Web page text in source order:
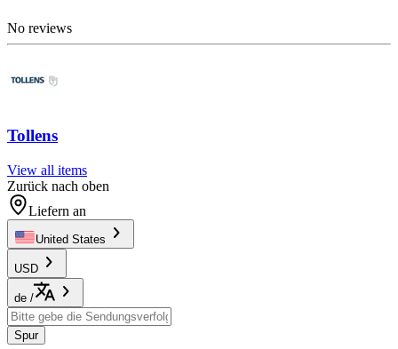
No reviews
Tollens
View all items
Zurück nach oben
Liefern an
United States
USD
de /
Spur